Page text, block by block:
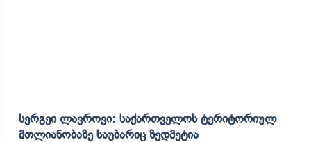
Სერგეი Ლავროვი: Საქართველოს Ტერიტორიულ
Მთლიანობაზე Საუბარიც Ზედმეტია